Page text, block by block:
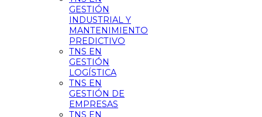
GESTIÓN
INDUSTRIAL Y
MANTENIMIENTO
PREDICTIVO
TNS EN
GESTIÓN
LOGÍSTICA
TNS EN
GESTIÓN DE
EMPRESAS
TNS EN